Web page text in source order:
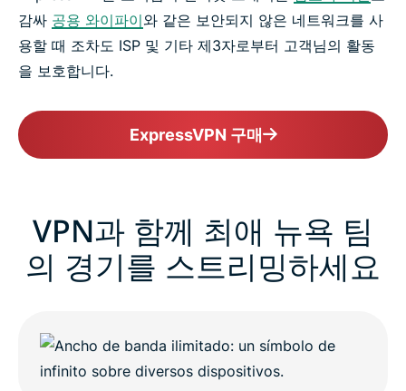
감싸 공용 와이파이와 같은 보안되지 않은 네트워크를 사
용할 때 조차도 ISP 및 기타 제3자로부터 고객님의 활동
을 보호합니다.
ExpressVPN 구매
VPN과 함께 최애 뉴욕 팀
의 경기를 스트리밍하세요